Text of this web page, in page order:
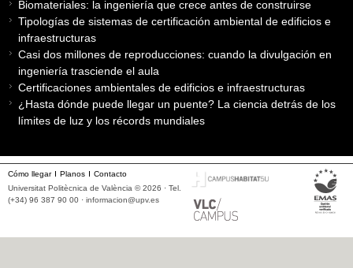
Biomateriales: la ingeniería que crece antes de construirse
Tipologías de sistemas de certificación ambiental de edificios e
infraestructuras
Casi dos millones de reproducciones: cuando la divulgación en
ingeniería trasciende el aula
Certificaciones ambientales de edificios e infraestructuras
¿Hasta dónde puede llegar un puente? La ciencia detrás de los
límites de luz y los récords mundiales
Cómo llegar Planos
Contacto
Universitat Politècnica de València © 2026 · Tel.
(+34) 96 387 90 00 · informacion@upv.es